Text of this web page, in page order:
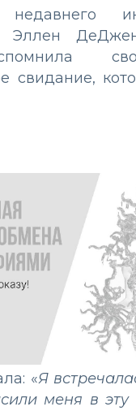
Эллен
свидание,
«Я
меня в эту